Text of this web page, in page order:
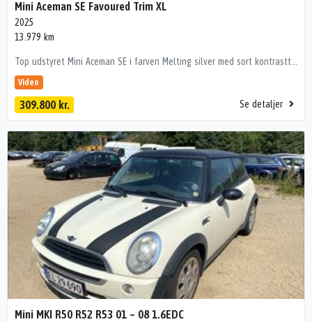
Mini Aceman SE Favoured Trim XL
2025
13.979 km
Top udstyret Mini Aceman SE i farven Melting silver med sort kontrasttag og nightshade blue interiør med XL udstyrspakke. • Adaptiv fartpilot (Driving Assistant Plus) • Panorama glastag • Harman Kardon lydanlæg • Head-Up Display • 360 kamera. • Komfortadgang (nøglefri adgang og start) • El-justerbart førersæde med memory • Sportsrat med varme • Sædevarme for • Træk til 750kg kg m/bremser og 400kg u/bremser er monteret. kørecomputer, dobbelt bagagerumsbund, multifunktionsrat, el indst. førersæde m. memory, mørk loftbeklædning, digitalt cockpit, læderrat, el indst. forsæder, ambiente belysning, bagagerumsdækken, kunstlæderindtræk, el-justerbar lændestøtte, 19" alufælge, led kørelys, adaptive forlygter, led baglygter, fuld led forlygter, aftageligt træk til 750kg m/bemser og 450kg u/bremser, glastag, nøglefri tænding, adaptiv fartpilot med kø-assistent, udv. temp. måler, 4x el-ruder, elektrisk parkeringsbremse, fuldaut. klima, 2 zone klima, fjernb. centrallås, app integration, varmepumpe, nøglefri adgang, adaptiv fartpilot, aut. nedbl. bakspejl, sædevarme, trådløs mobilopladning, dab+ radio, musikstreaming via bluetooth, usb-c tilslutning, navigation, android auto, håndfrit til mobil, apple carplay, træthedsregistrering, esp, blindvinkelsassistent, auto hold, regnsensor, 360° kamera, parkeringssensor (bag), førerovervågning med advarsel, automatisk lys, automatisk nødbremsesystem, bakkamera, parkeringssensor (for), isofix, skiltegenkendelse, dæktryksmåler, fjernlysassistent, vognbaneassistent, stemmebetjening 💰 Billig finansiering – også uden udbetaling Vi tilbyder attraktiv finansiering via bl.a. Santander Bank, ofte billigere end bankernes. 📍 Se bilen hos HBG Teknologiparken 2, 9440 Aabybro 🕙 Hverdage kl. 10–17 | Søndag kl. 12–16 Bemærk! i ferie perioder og helligdage kan åbningstider være anderledes. Tjek vores Google side. 📞 Mikkel – 60 16 02 54 📧 salg@hbg.dk Pst! Du kan også sende en SMS! Vognnr.: 4623 Forbehold for tastefejl
Video
309.800 kr. Se detaljer
Mini MKI R50 R52 R53 01 – 08 1.6EDC